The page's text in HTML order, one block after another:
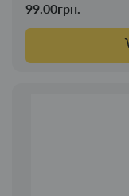
99.00грн.